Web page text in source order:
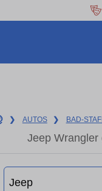
❯ AUTOS ❯ BAD-
Jeep Wrangler